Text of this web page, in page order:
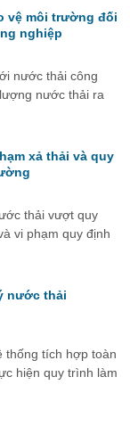
vệ môi trường đối
nghiệp
nước thải công
nước thải ra
xả thải và quy
thải vượt quy
vi phạm quy định
nước thải
thống tích hợp toàn
hiện quy trình làm